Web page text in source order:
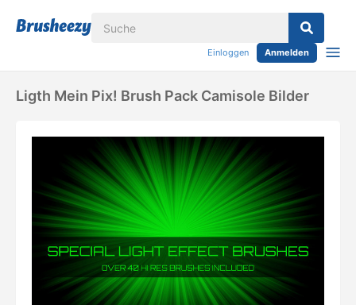
Einloggen Anmelden
Ligth Mein Pix! Brush Pack Camisole Bilder